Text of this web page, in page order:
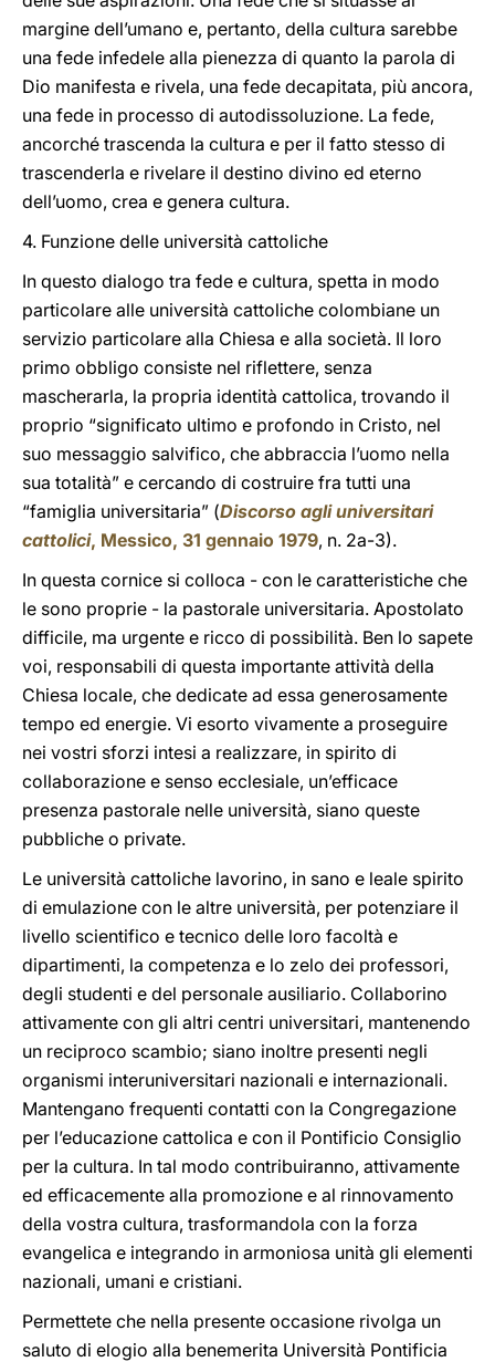
margine dell’umano e, pertanto, della cultura sarebbe
una fede infedele alla pienezza di quanto la parola di
Dio manifesta e rivela, una fede decapitata, più ancora,
una fede in processo di autodissoluzione. La fede,
ancorché trascenda la cultura e per il fatto stesso di
trascenderla e rivelare il destino divino ed eterno
dell’uomo, crea e genera cultura.
4. Funzione delle università cattoliche
In questo dialogo tra fede e cultura, spetta in modo
particolare alle università cattoliche colombiane un
servizio particolare alla Chiesa e alla società. Il loro
primo obbligo consiste nel riflettere, senza
mascherarla, la propria identità cattolica, trovando il
proprio “significato ultimo e profondo in Cristo, nel
suo messaggio salvifico, che abbraccia l’uomo nella
sua totalità” e cercando di costruire fra tutti una
“famiglia universitaria” (Discorso agli universitari
cattolici, Messico, 31 gennaio 1979, n. 2a-3).
In questa cornice si colloca - con le caratteristiche che
le sono proprie - la pastorale universitaria. Apostolato
difficile, ma urgente e ricco di possibilità. Ben lo sapete
voi, responsabili di questa importante attività della
Chiesa locale, che dedicate ad essa generosamente
tempo ed energie. Vi esorto vivamente a proseguire
nei vostri sforzi intesi a realizzare, in spirito di
collaborazione e senso ecclesiale, un’efficace
presenza pastorale nelle università, siano queste
pubbliche o private.
Le università cattoliche lavorino, in sano e leale spirito
di emulazione con le altre università, per potenziare il
livello scientifico e tecnico delle loro facoltà e
dipartimenti, la competenza e lo zelo dei professori,
degli studenti e del personale ausiliario. Collaborino
attivamente con gli altri centri universitari, mantenendo
un reciproco scambio; siano inoltre presenti negli
organismi interuniversitari nazionali e internazionali.
Mantengano frequenti contatti con la Congregazione
per l’educazione cattolica e con il Pontificio Consiglio
per la cultura. In tal modo contribuiranno, attivamente
ed efficacemente alla promozione e al rinnovamento
della vostra cultura, trasformandola con la forza
evangelica e integrando in armoniosa unità gli elementi
nazionali, umani e cristiani.
Permettete che nella presente occasione rivolga un
saluto di elogio alla benemerita Università Pontificia